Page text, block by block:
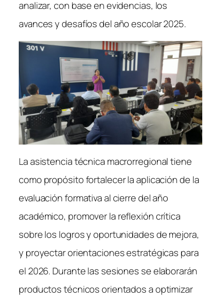
analizar, con base en evidencias, los
avances y desafíos del año escolar 2025.
La asistencia técnica macrorregional tiene
como propósito fortalecer la aplicación de la
evaluación formativa al cierre del año
académico, promover la reflexión crítica
sobre los logros y oportunidades de mejora,
y proyectar orientaciones estratégicas para
el 2026. Durante las sesiones se elaborarán
productos técnicos orientados a optimizar